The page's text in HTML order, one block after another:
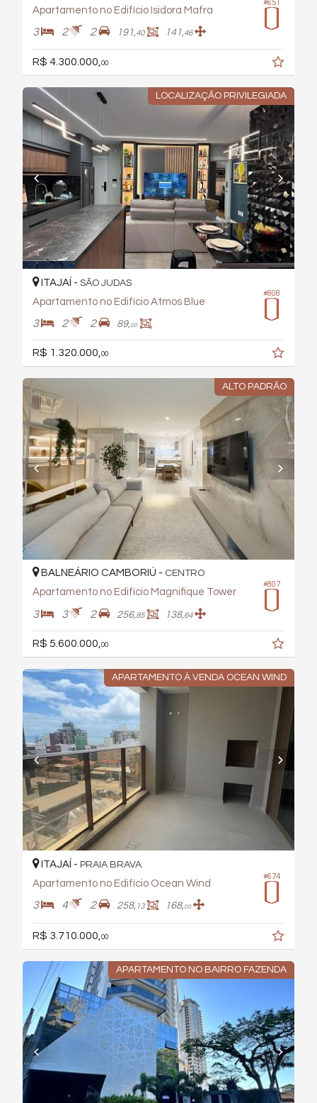
#651
Apartamento no Edifício Isidora Mafra
3 2 2 191,40 141,46
R$ 4.300.000,00
LOCALIZAÇÃO PRIVILEGIADA
#808
ITAJAÍ - SÃO JUDAS
Apartamento no Edifício Atmos Blue
3 2 2 89,00
R$ 1.320.000, 00
ALTO PADRÃO
#807
BALNEÁRIO CAMBORIÚ - CENTRO
Apartamento no Edifício Magnifique Tower
3 3 2 256,85 138,64
R$ 5.600.000,00
APARTAMENTO À VENDA OCEAN WIND
#674
ITAJAÍ - PRAIA BRAVA
Apartamento no Edifício Ocean Wind
3 4 2 258, 13 168,00
R$ 3.710.000, 00
APARTAMENTO NO BAIRRO FAZENDA